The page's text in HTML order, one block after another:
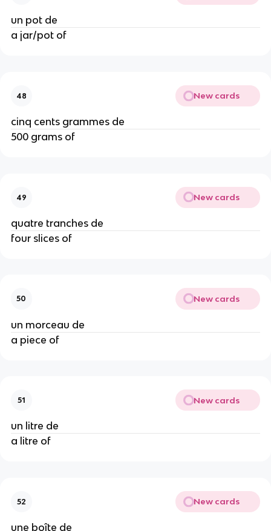
un pot de
a jar/pot of
48 New cards
cinq cents grammes de
500 grams of
49 New cards
quatre tranches de
four slices of
50 New cards
un morceau de
a piece of
51 New cards
un litre de
a litre of
52 New cards
une boîte de